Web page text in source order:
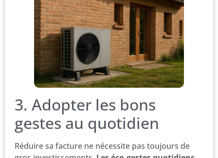
3. Adopter les bons
gestes au quotidien
Réduire sa facture ne nécessite pas toujours de